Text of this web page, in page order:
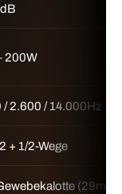
200W
/ 2.600 / 14.000Hz
+ 1/2-Wege
(29mm)